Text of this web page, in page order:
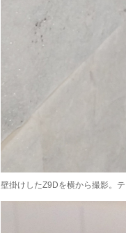
壁掛けしたZ9Dを横から撮影。